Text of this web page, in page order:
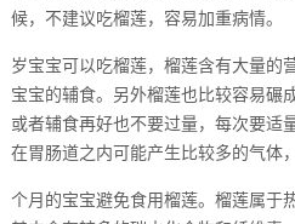
候，不建议吃榴莲，容易加重病情。
岁宝宝可以吃榴莲，榴莲含有大量的
宝宝的辅食。另外榴莲也比较容易碾
或者辅食再好也不要过量，每次要适
在胃肠道之内可能产生比较多的气体
个月的宝宝避免食用榴莲。榴莲属于